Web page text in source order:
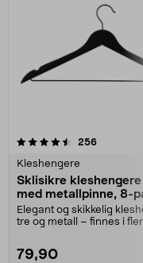
256
Kleshengere
Sklisikre
med metallpinne, 8-
Elegant og skikkelig
tre og metall – finnes i
79,90
4.5av 5 stjerner